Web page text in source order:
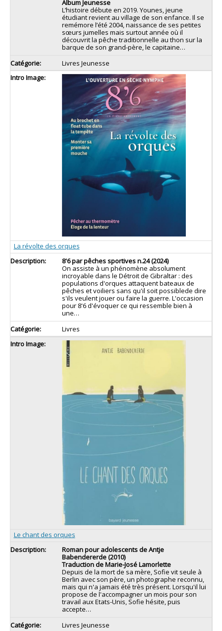
Album Jeunesse
L’histoire débute en 2019. Younes, jeune
étudiant revient au village de son enfance. Il se
remémore l’été 2004, naissance de ses petites
sœurs jumelles mais surtout année où il
découvrit la pêche traditionnelle au thon sur la
barque de son grand-père, le capitaine…
Livres Jeunesse
La révolte des orques
8'6 par pêches sportives n.24 (2024)
On assiste à un phénomène absolument
incroyable dans le Détroit de Gibraltar : des
populations d'orques attaquent bateaux de
pêches et voiliers sans qu'il soit possiblede dire
s'ils veulent jouer ou faire la guerre. L'occasion
pour 8'6 d'évoquer ce qui ressemble bien à
une…
Livres
Le chant des orques
Roman pour adolescents de Antje
Babendererde (2010)
Traduction de Marie-José Lamorlette
Depuis de la mort de sa mère, Sofie vit seule à
Berlin avec son père, un photographe reconnu,
mais qui n'a jamais été très présent. Lorsqu'il lui
propose de l'accompagner un mois pour son
travail aux Etats-Unis, Sofie hésite, puis
accepte…
Livres Jeunesse